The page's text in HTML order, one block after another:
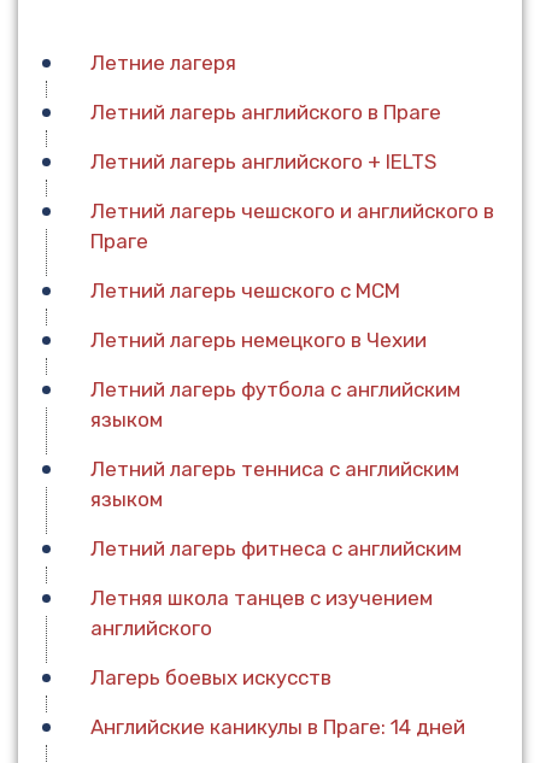
Летние лагеря
Летний лагерь английского в Праге
Летний лагерь английского + IELTS
Летний лагерь чешского и английского в
Праге
Летний лагерь чешского с МСМ
Летний лагерь немецкого в Чехии
Летний лагерь футбола с английским
языком
Летний лагерь тенниса с английским
языком
Летний лагерь фитнеса с английским
Летняя школа танцев с изучением
английского
Лагерь боевых искусств
Английские каникулы в Праге: 14 дней